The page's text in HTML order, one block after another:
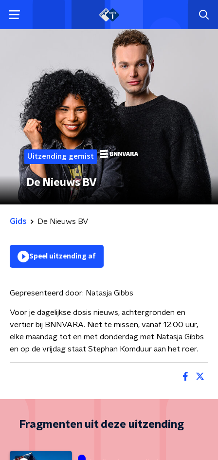
Uitzending gemist
De Nieuws BV
Gids De Nieuws BV
Speel uitzending af
Gepresenteerd door: Natasja Gibbs
Voor je dagelijkse dosis nieuws, achtergronden en
vertier bij BNNVARA. Niet te missen, vanaf 12:00 uur,
elke maandag tot en met donderdag met Natasja Gibbs
en op de vrijdag staat Stephan Komduur aan het roer.
Fragmenten uit deze uitzending